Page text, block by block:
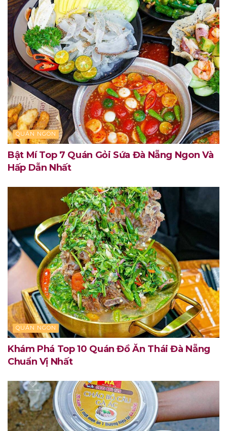
QUÁN NGON
Bật Mí Top 7 Quán Gỏi Sứa Đà Nẵng Ngon Và
Hấp Dẫn Nhất
QUÁN NGON
Khám Phá Top 10 Quán Đồ Ăn Thái Đà Nẵng
Chuẩn Vị Nhất